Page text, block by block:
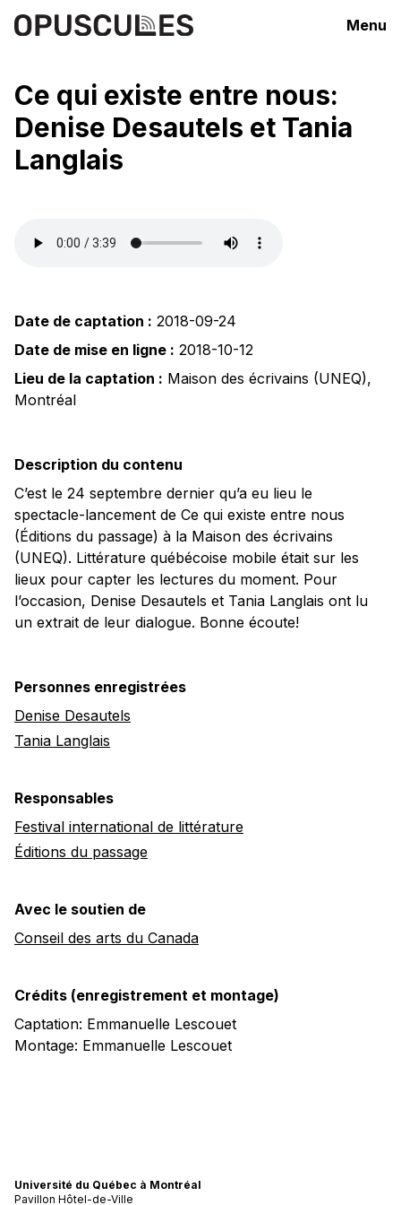
Menu
Ce qui existe entre nous:
Denise Desautels et Tania
Langlais
Date de captation : 2018-09-24
Date de mise en ligne : 2018-10-12
Lieu de la captation : Maison des écrivains (UNEQ),
Montréal
Description du contenu
C’est le 24 septembre dernier qu’a eu lieu le
spectacle-lancement de Ce qui existe entre nous
(Éditions du passage) à la Maison des écrivains
(UNEQ). Littérature québécoise mobile était sur les
lieux pour capter les lectures du moment. Pour
l’occasion, Denise Desautels et Tania Langlais ont lu
un extrait de leur dialogue. Bonne écoute!
Personnes enregistrées
Denise Desautels
Tania Langlais
Responsables
Festival international de littérature
Éditions du passage
Avec le soutien de
Conseil des arts du Canada
Crédits (enregistrement et montage)
Captation: Emmanuelle Lescouet
Montage: Emmanuelle Lescouet
Université du Québec à Montréal
Pavillon Hôtel-de-Ville